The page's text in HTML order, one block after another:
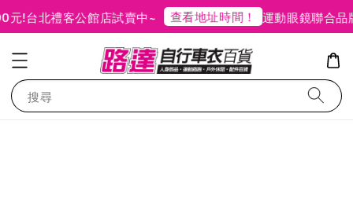
台北禮客公館店試賣中~ 查看地址時間！ 運動眼鏡聯合品牌特
搜尋